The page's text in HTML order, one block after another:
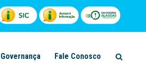
Governança Fale Conosco